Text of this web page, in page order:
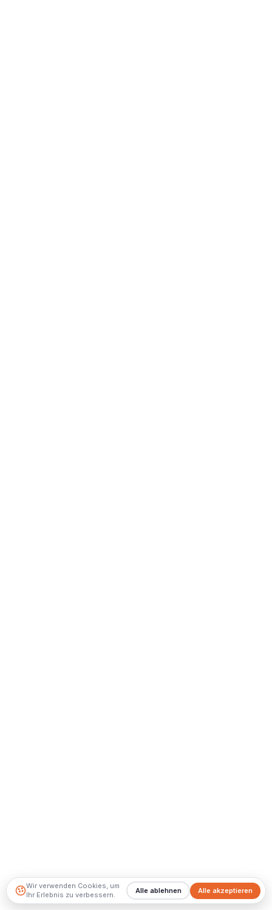
Wir verwenden Cookies, um
Ihr Erlebnis zu verbessern.
Alle akzeptieren
Alle ablehnen